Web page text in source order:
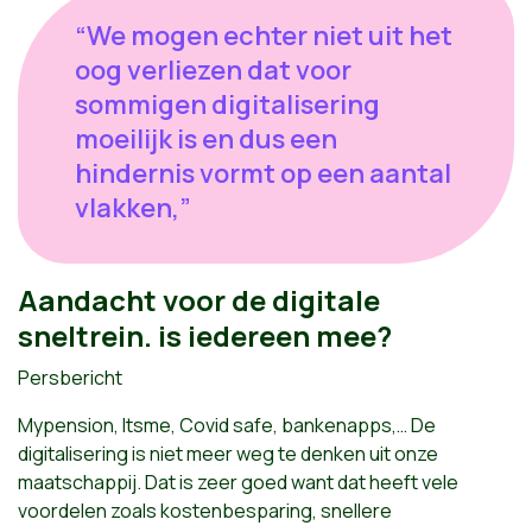
“We mogen echter niet uit het
oog verliezen dat voor
sommigen digitalisering
moeilijk is en dus een
hindernis vormt op een aantal
vlakken,”
Aandacht voor de digitale
sneltrein. is iedereen mee?
Persbericht
Mypension, Itsme, Covid safe, bankenapps,… De
digitalisering is niet meer weg te denken uit onze
maatschappij. Dat is zeer goed want dat heeft vele
voordelen zoals kostenbesparing, snellere